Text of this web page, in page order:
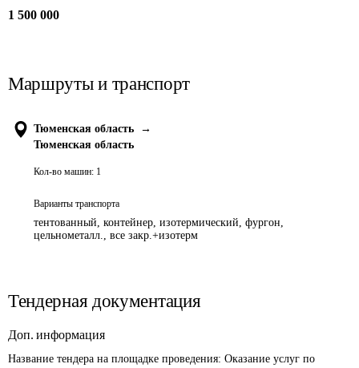
1 500 000
Маршруты и транспорт
Тюменская область
→
Тюменская область
Кол-во машин: 1
Варианты транспорта
тентованный, контейнер, изотермический, фургон,
цельнометалл., все закр.+изотерм
Тендерная документация
Доп. информация
Название тендера на площадке проведения: Оказание услуг по